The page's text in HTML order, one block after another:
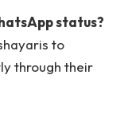
status?
to
through their